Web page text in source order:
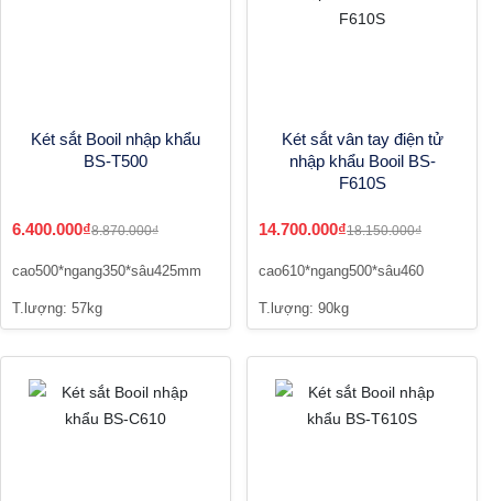
Két sắt Booil nhập khẩu
BS-T500
6.400.000₫8.870.000₫
cao500*ngang350*sâu425mm
T.lượng: 57kg
Két sắt vân tay điện tử
nhập khẩu Booil BS-
F610S
14.700.000₫18.150.000₫
cao610*ngang500*sâu460
T.lượng: 90kg